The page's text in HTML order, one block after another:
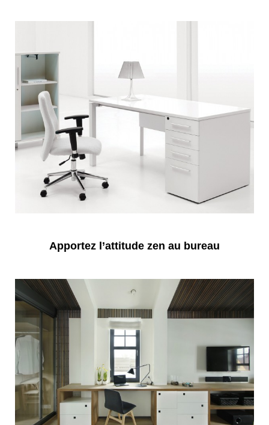
Apportez l’attitude zen au bureau